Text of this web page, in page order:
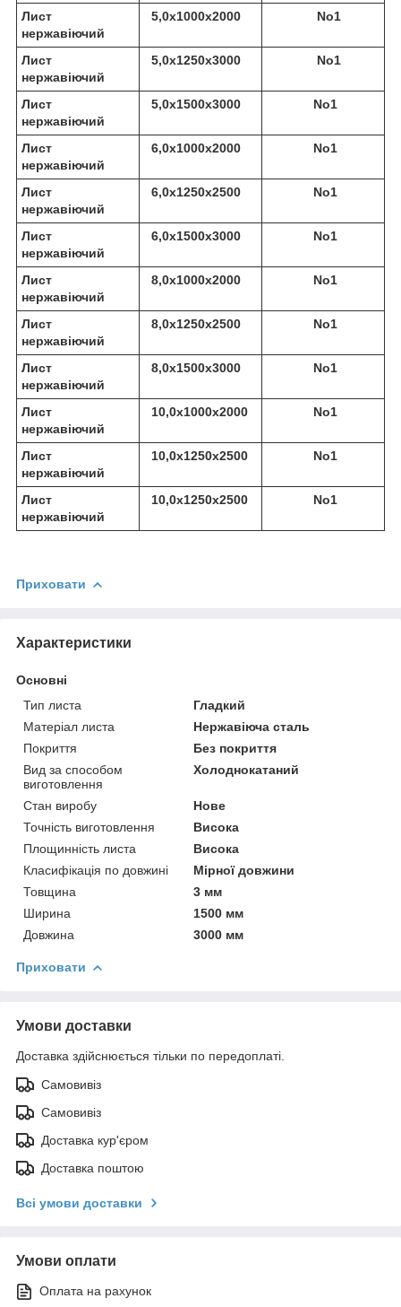
Лист
нержавіючий
5,0х1000х2000 No1
Лист
нержавіючий
5,0х1250х3000 No1
Лист
нержавіючий
5,0х1500х3000 No1
Лист
нержавіючий
6,0х1000х2000 No1
Лист
нержавіючий
6,0х1250х2500 No1
Лист
нержавіючий
6,0х1500х3000 No1
Лист
нержавіючий
8,0х1000х2000 No1
Лист
нержавіючий
8,0х1250х2500 No1
Лист
нержавіючий
8,0х1500х3000 No1
Лист
нержавіючий
10,0х1000х2000 No1
Лист
нержавіючий
10,0х1250х2500 No1
Лист
нержавіючий
10,0х1250х2500 No1
Приховати
Характеристики
Основні
Тип листа
Гладкий
Матеріал листа
Нержавіюча сталь
Покриття
Без покриття
Вид за способом
виготовлення
Холоднокатаний
Стан виробу
Нове
Точність виготовлення
Висока
Площинність листа
Висока
Класифікація по довжині
Мірної довжини
Товщина
3 мм
Ширина
1500 мм
Довжина
3000 мм
Приховати
Умови доставки
Доставка здійснюється тільки по передоплаті.
Самовивіз
Самовивіз
Доставка кур'єром
Доставка поштою
Всі умови доставки
Умови оплати
Оплата на рахунок